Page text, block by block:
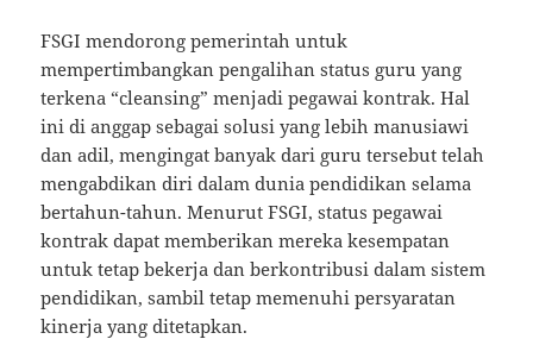
FSGI mendorong pemerintah untuk
mempertimbangkan pengalihan status guru yang
terkena “cleansing” menjadi pegawai kontrak. Hal
ini di anggap sebagai solusi yang lebih manusiawi
dan adil, mengingat banyak dari guru tersebut telah
mengabdikan diri dalam dunia pendidikan selama
bertahun-tahun. Menurut FSGI, status pegawai
kontrak dapat memberikan mereka kesempatan
untuk tetap bekerja dan berkontribusi dalam sistem
pendidikan, sambil tetap memenuhi persyaratan
kinerja yang ditetapkan.